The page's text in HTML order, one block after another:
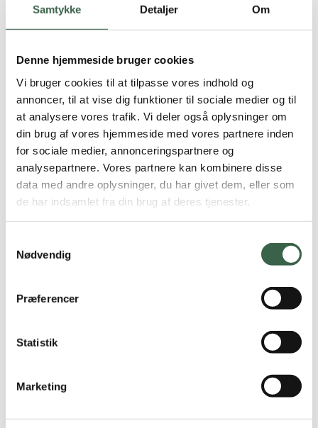
Samtykke Detaljer Om
Denne hjemmeside bruger cookies
Vi bruger cookies til at tilpasse vores indhold og
annoncer, til at vise dig funktioner til sociale medier og til
at analysere vores trafik. Vi deler også oplysninger om
din brug af vores hjemmeside med vores partnere inden
for sociale medier, annonceringspartnere og
analysepartnere. Vores partnere kan kombinere disse
data med andre oplysninger, du har givet dem, eller som
de har indsamlet fra din brug af deres tjenester.
Nødvendig
Præferencer
Statistik
Marketing
Voksne
Ammende
Børn og unge
Børn og unge
Veganer
Ældre
50 ml sovs af creme fraiche 18% med
200 mlayran(syrnet fløde 9% blandet
med vand)
Eftermiddag
1 stk. honningkage med figner (30 g)
300 mlcay(te m. sukker og evt. citron)
med 20 g proteinpulver
kyllingefilet (125 g)
½ banan (50 g)